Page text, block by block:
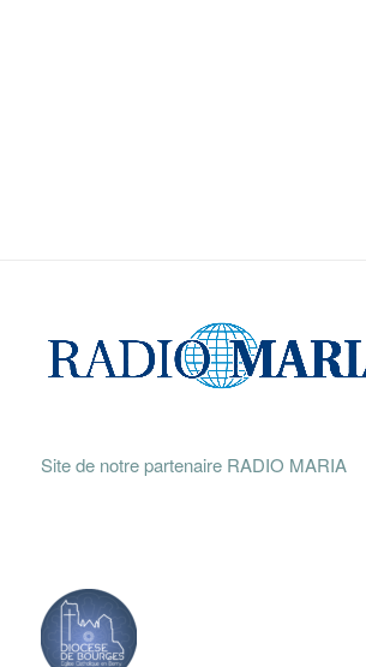
Site de notre partenaire RADIO MARIA